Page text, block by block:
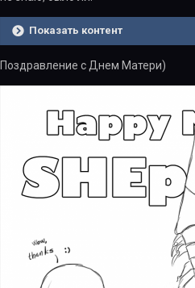
Показать контент
Поздравление с Днем Матери)